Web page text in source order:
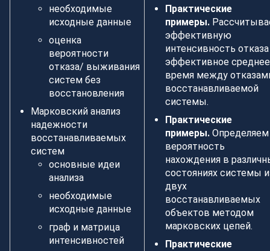
необходимые
исходные данные
оценка
вероятности
отказа/ выживания
систем без
восстановления
Марковский анализ
надежности
восстанавливаемых
систем
основные идеи
анализа
необходимые
исходные данные
граф и матрица
интенсивностей
Практические
примеры.
эффективную
интенсивность
эффективное среднее
время между
восстанавливаемой
системы.
Практические
примеры. Определяем
вероятность
нахождения в
состояниях системы
двух
восстанавливаемых
объектов методом
марковских цепей.
Практические